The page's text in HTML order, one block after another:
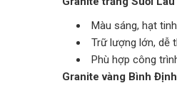
Màu sáng, hạt
Trữ lượng lớn, dễ
Phù hợp công
Granite vàng Bình Định